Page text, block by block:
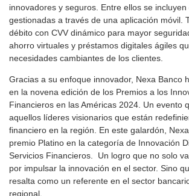
innovadores y seguros. Entre ellos se
gestionadas a través de una aplicación móvil.
débito con CVV dinámico para mayor
ahorro virtuales y préstamos digitales ágiles
necesidades cambiantes de los clientes.
Gracias a su enfoque innovador, Nexa Banco
en la novena edición de los Premios a los
Financieros en las Américas 2024. Un evento
aquellos líderes visionarios que están
financiero en la región. En este galardón,
premio Platino en la categoría de Innovación
Servicios Financieros. Un logro que no solo
por impulsar la innovación en el sector. Sino
resalta como un referente en el sector
regional.